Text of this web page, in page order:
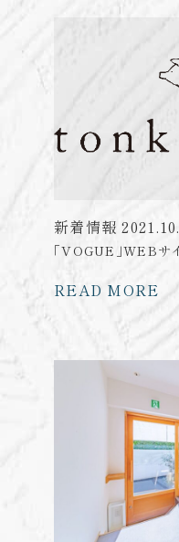
新着情報
「VOGUE」WEBサ
READ MORE